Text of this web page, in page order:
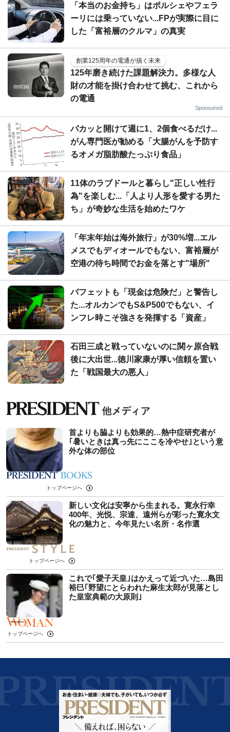
「本当のお金持ち」はポルシェやフェラ
ーリには乗っていない...FPが実際に目に
した「富裕層のクルマ」の真実
創業125周年の電通が描く未来
125年磨き続けた課題解決力。多様な人
財の才能を掛け合わせて挑む、これから
の電通
Sponsored
パカッと開けて週に1、2個食べるだけ...
がん専門医が勧める「大腸がんを予防す
るオメガ脂肪酸たっぷり食品」
11体のラブドールと暮らし"正しい性行
為"を楽しむ...「人より人形を愛する男た
ち」が奇妙な生活を始めたワケ
「年末年始は海外旅行」が30%増...エル
メスでもディオールでもない、富裕層が
空港の待ち時間でお金を落とす"場所"
バフェットも「現金は危険だ」と警告し
た...オルカンでもS&P500でもない、イ
ンフレ時こそ強さを発揮する「資産」
石田三成と戦っていないのに関ヶ原合戦
後に大出世...徳川家康が厚い信頼を置い
た「戦国最大の悪人」
首よりも脇よりも効果的…熱中症研究者が
｢暑いときは真っ先にここを冷やせ｣という意
外な体の部位
トップページへ
新しい文化は安寧から生まれる。寛永行幸
400年、光悦、宗達、遠州らが彩った寛永文
化の魅力と、今年見たい名所・名作選
トップページへ
これで｢愛子天皇｣はかえって近づいた…島田
裕巳｢野望にとらわれた麻生太郎が見落とし
た皇室典範の大原則｣
トップページへ